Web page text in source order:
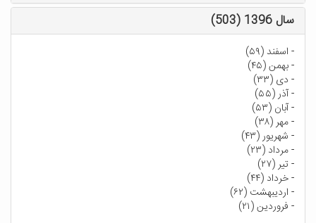
سال 1396 (503)
- اسفند (۵۹)
-بهمن (۴۵)
- دی (۳۳)
-آذر (۵۵)
-آبان (۵۳)
-مهر (۳۸)
- شهریور (۴۳)
-مرداد (۲۳)
-تیر (۲۷)
-خرداد (۴۴)
- اردیبهشت (۶۲)
- فروردین (۲۱)